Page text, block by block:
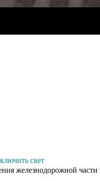
свет
железнодорожной